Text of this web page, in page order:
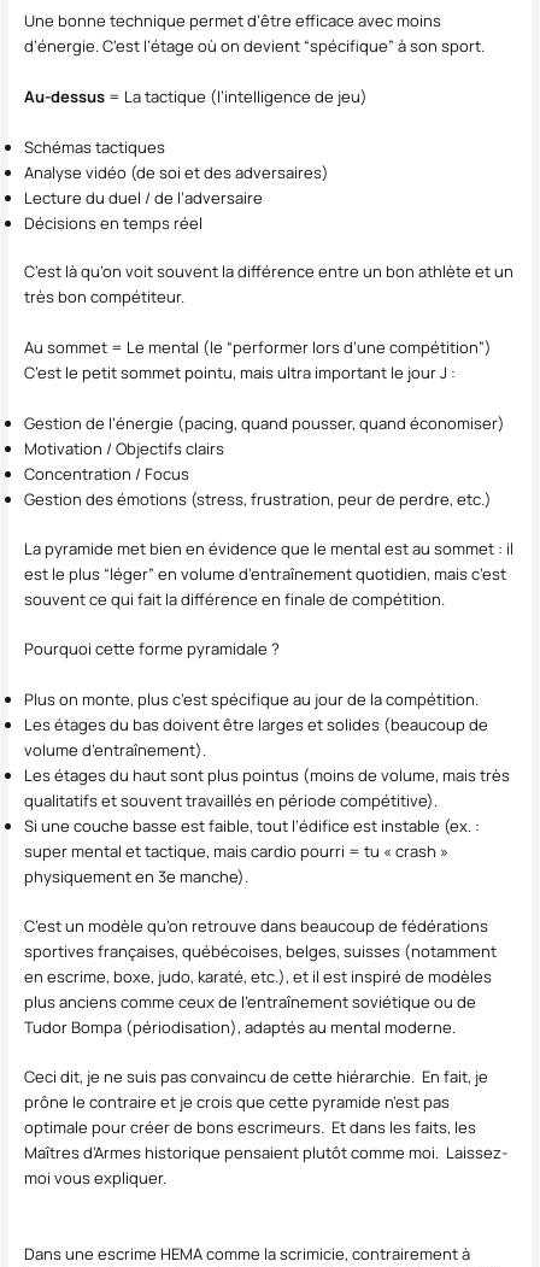
Une bonne technique permet d’être efficace avec moins
d’énergie. C’est l’étage où on devient “spécifique” à son sport.
Au-dessus = La tactique (l’intelligence de jeu)
Schémas tactiques
Analyse vidéo (de soi et des adversaires)
Lecture du duel / de l’adversaire
Décisions en temps réel
C’est là qu’on voit souvent la différence entre un bon athlète et un
très bon compétiteur.
Au sommet = Le mental (le “performer lors d’une compétition”)
C’est le petit sommet pointu, mais ultra important le jour J :
Gestion de l’énergie (pacing, quand pousser, quand économiser)
Motivation / Objectifs clairs
Concentration / Focus
Gestion des émotions (stress, frustration, peur de perdre, etc.)
La pyramide met bien en évidence que le mental est au sommet : il
est le plus “léger” en volume d’entraînement quotidien, mais c’est
souvent ce qui fait la différence en finale de compétition.
Pourquoi cette forme pyramidale ?
Plus on monte, plus c’est spécifique au jour de la compétition.
Les étages du bas doivent être larges et solides (beaucoup de
volume d’entraînement).
Les étages du haut sont plus pointus (moins de volume, mais très
qualitatifs et souvent travaillés en période compétitive).
Si une couche basse est faible, tout l’édifice est instable (ex. :
super mental et tactique, mais cardio pourri = tu « crash »
physiquement en 3e manche).
C’est un modèle qu’on retrouve dans beaucoup de fédérations
sportives françaises, québécoises, belges, suisses (notamment
en escrime, boxe, judo, karaté, etc.), et il est inspiré de modèles
plus anciens comme ceux de l’entraînement soviétique ou de
Tudor Bompa (périodisation), adaptés au mental moderne.
Ceci dit, je ne suis pas convaincu de cette hiérarchie. En fait, je
prône le contraire et je crois que cette pyramide n’est pas
optimale pour créer de bons escrimeurs. Et dans les faits, les
Maîtres d’Armes historique pensaient plutôt comme moi. Laissez-
moi vous expliquer.
Dans une escrime HEMA comme la scrimicie, contrairement à